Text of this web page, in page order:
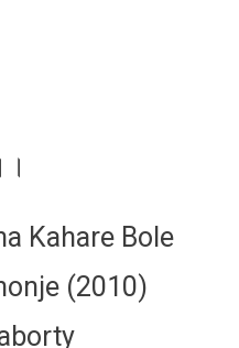
Kahare Bole
(2010)